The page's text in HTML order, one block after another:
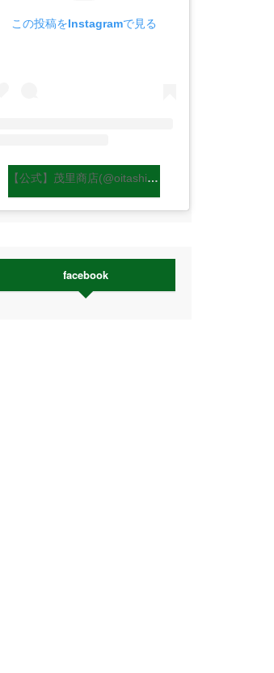
この投稿をInstagramで見る
【公式】茂里商店(@oitashiitakemori)がシェアした投稿
facebook